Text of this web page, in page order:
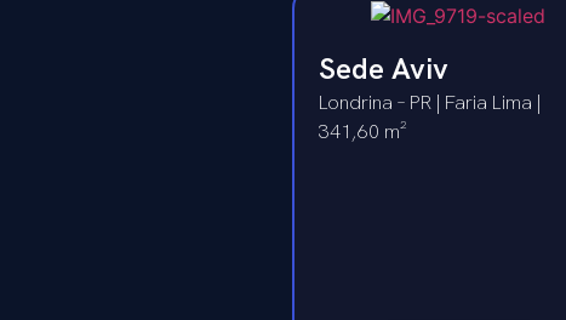
Sede Aviv
Londrina – PR | Faria Lima |
341,60 m²